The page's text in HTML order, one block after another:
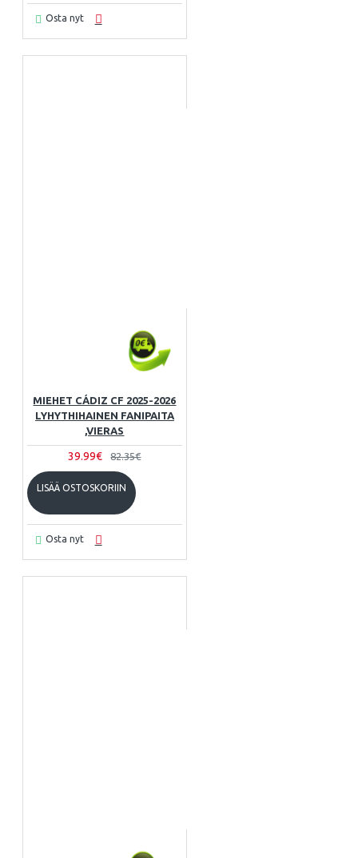
Osta nyt
MIEHET CÁDIZ CF 2025-2026
LYHYTHIHAINEN FANIPAITA
,VIERAS
39.99€ 82.35€
LISÄÄ OSTOSKORIIN
Osta nyt